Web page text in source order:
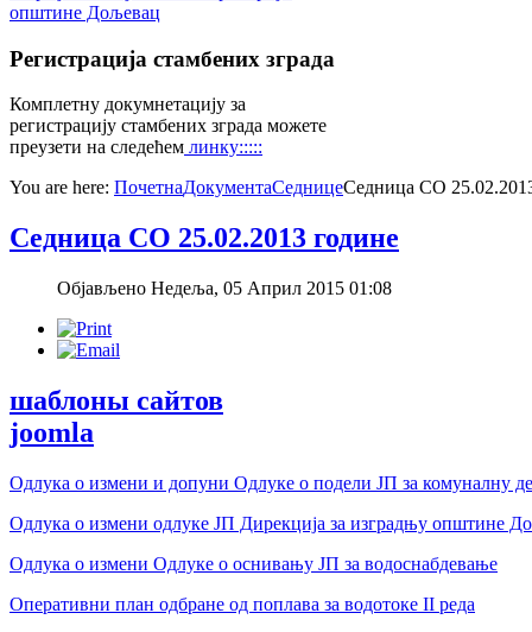
општине Дољевац
Регистрација стамбених зграда
Комплетну докумнетацију за
регистрацију стамбених зграда можете
преузети на следећем линку:::::
You are here: ПочетнаДокументаСедницеСедница СО
Седница СО 25.02.2013 године
Објављено Недеља, 05 Април 2015 01:08
шаблоны сайтов
joomla
Одлука о измени и допуни Одлуке о подели ЈП за комуналну
Одлука о измени одлуке ЈП Дирекција за изградњу општине
Одлука о измени Одлуке о оснивању ЈП за водоснабдевање
Оперативни план одбране од поплава за водотоке II реда